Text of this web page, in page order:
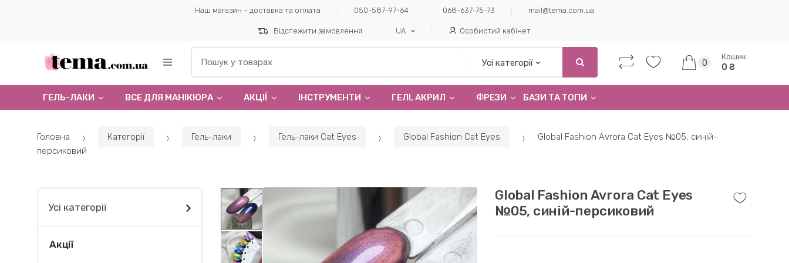
Наш магазин – доставка та оплата 050-587-97-64 068-637-75-73 mail@tema.com.ua
Відстежити замовлення UA Особистий кабінет
0
Кошик
0 ₴
ГЕЛЬ-ЛАКИ ВСЕ ДЛЯ МАНІКЮРА АКЦІЇ ІНСТРУМЕНТИ ГЕЛI, АКРИЛ ФРЕЗИ БАЗИ ТА ТОПИ
Головна Категорії Гель-лаки Гель-лаки Cat Eyes Global Fashion Cat Eyes
Global Fashion Avrora Cat Eyes №05, синій-
персиковий
Global Fashion Avrora Cat Eyes
№05, синій-персиковий
Усі категорії
Акції